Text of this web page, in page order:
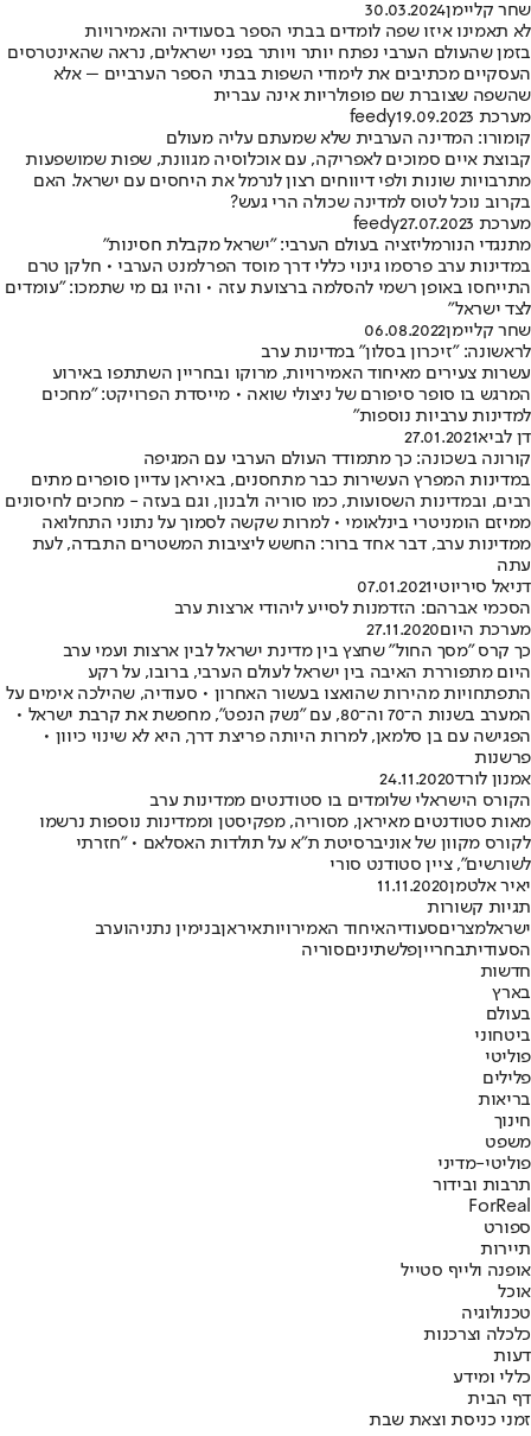
שחר קליימן30.03.2024
לא תאמינו איזו שפה לומדים בבתי הספר בסעודיה והאמירויות
בזמן שהעולם הערבי נפתח יותר ויותר בפני ישראלים, נראה שהאינטרסים
העסקיים מכתיבים את לימודי השפות בבתי הספר הערביים – אלא
שהשפה שצוברת שם פופולריות אינה עברית
מערכת feedy 19.09.2023
קומורו: המדינה הערבית שלא שמעתם עליה מעולם
קבוצת איים סמוכים לאפריקה, עם אוכלוסיה מגוונת, שפות שמושפעות
מתרבויות שונות ולפי דיווחים רצון לנרמל את היחסים עם ישראל. האם
בקרוב נוכל לטוס למדינה שכולה הרי געש?
מערכת feedy 27.07.2023
מתנגדי הנורמליזציה בעולם הערבי: "ישראל מקבלת חסינות"
במדינות ערב פרסמו גינוי כללי דרך מוסד הפרלמנט הערבי • חלקן טרם
התייחסו באופן רשמי להסלמה ברצועת עזה • והיו גם מי שתמכו: "עומדים
לצד ישראל"
שחר קליימן06.08.2022
לראשונה: "זיכרון בסלון" במדינות ערב
עשרות צעירים מאיחוד האמירויות, מרוקו ובחריין השתתפו באירוע
המרגש בו סופר סיפורם של ניצולי שואה • מייסדת הפרויקט: "מחכים
למדינות ערביות נוספות"
דן לביא27.01.2021
קורונה בשכונה: כך מתמודד העולם הערבי עם המגיפה
במדינות המפרץ העשירות כבר מתחסנים, באיראן עדיין סופרים מתים
רבים, ובמדינות השסועות, כמו סוריה ולבנון, וגם בעזה - מחכים לחיסונים
ממיזם הומניטרי בינלאומי • למרות שקשה לסמוך על נתוני התחלואה
ממדינות ערב, דבר אחד ברור: החשש ליציבות המשטרים התבדה, לעת
עתה
דניאל סיריוטי07.01.2021
הסכמי אברהם: הזדמנות לסייע ליהודי ארצות ערב
מערכת היום27.11.2020
כך קרס "מסך החול" שחצץ בין מדינת ישראל לבין ארצות ועמי ערב
היום מתפוררת האיבה בין ישראל לעולם הערבי, ברובו, על רקע
התפתחויות מהירות שהואצו בעשור האחרון • סעודיה, שהילכה אימים על
המערב בשנות ה־70 וה־80, עם "נשק הנפט", מחפשת את קרבת ישראל •
הפגישה עם בן סלמאן, למרות היותה פריצת דרך, היא לא שינוי כיוון •
פרשנות
אמנון לורד24.11.2020
הקורס הישראלי שלומדים בו סטודנטים ממדינות ערב
מאות סטודנטים מאיראן, מסוריה, מפקיסטן וממדינות נוספות נרשמו
לקורס מקוון של אוניברסיטת ת"א על תולדות האסלאם • "חזרתי
לשורשים", ציין סטודנט סורי
יאיר אלטמן11.11.2020
תגיות קשורות
ישראלמצריםסעודיהאיחוד האמירויותאיראןבנימין נתניהוערב
הסעודיתבחרייןפלשתיניםסוריה
חדשות
בארץ
בעולם
ביטחוני
פוליטי
פלילים
בריאות
חינוך
משפט
פוליטי-מדיני
תרבות ובידור
ForReal
ספורט
תיירות
אופנה ולייף סטייל
אוכל
טכנולוגיה
כלכלה וצרכנות
דעות
כללי ומידע
דף הבית
זמני כניסת וצאת שבת